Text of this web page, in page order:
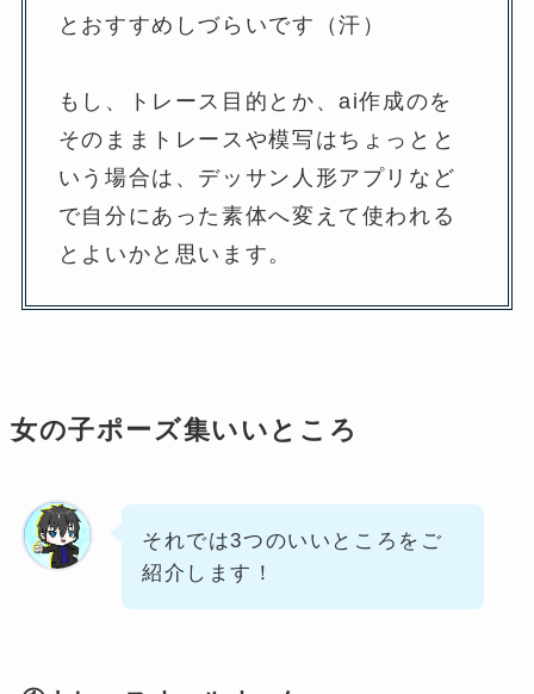
とおすすめしづらいです（汗）
もし、トレース目的とか、ai作成のを
そのままトレースや模写はちょっとと
いう場合は、デッサン人形アプリなど
で自分にあった素体へ変えて使われる
とよいかと思います。
女の子ポーズ集いいところ
それでは3つのいいところをご
紹介します！